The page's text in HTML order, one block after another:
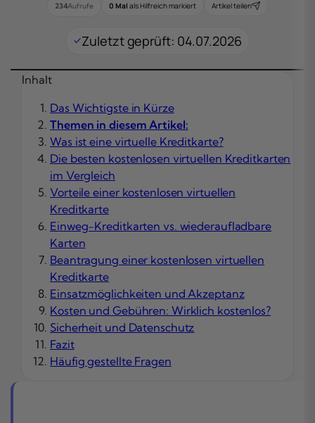
234Aufrufe 0 Mal als Hilfreich markiert Artikel teilen
Zuletzt geprüft: 04.07.2026
Inhalt
Das Wichtigste in Kürze
Themen in diesem Artikel:
Was ist eine virtuelle Kreditkarte?
Die besten kostenlosen virtuellen Kreditkarten
im Vergleich
Vorteile einer kostenlosen virtuellen
Kreditkarte
Einweg-Kreditkarten vs. wiederaufladbare
Karten
Beantragung einer kostenlosen virtuellen
Kreditkarte
Einsatzmöglichkeiten und Akzeptanz
Kosten und Gebühren: Wirklich kostenlos?
Sicherheit und Datenschutz
Fazit
Häufig gestellte Fragen